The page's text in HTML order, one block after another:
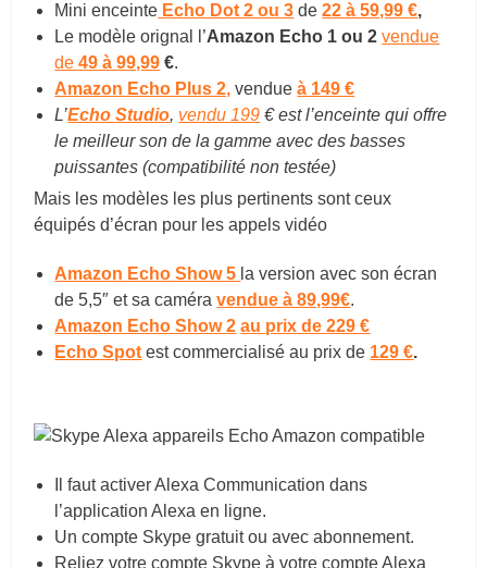
Mini enceinte Echo Dot 2 ou 3 de22 à 59,99 €,
Le modèle orignal l’Amazon Echo 1 ou 2 vendue
de49 à 99,99 €.
Amazon Echo Plus 2, vendueà 149 €
L’Echo Studio, vendu 199 € est l’enceinte qui offre
le meilleur son de la gamme avec des basses
puissantes (compatibilité non testée)
Mais les modèles les plus pertinents sont ceux
équipés d’écran pour les appels vidéo
Amazon Echo Show 5 la version avec son écran
de 5,5″ et sa caméravendue à 89,99€.
Amazon Echo Show 2 au prix de229 €
Echo Spot est commercialisé au prix de 129 €.
Il faut activer Alexa Communication dans
l’application Alexa en ligne.
Un compte Skype gratuit ou avec abonnement.
Reliez votre compte Skype à votre compte Alexa